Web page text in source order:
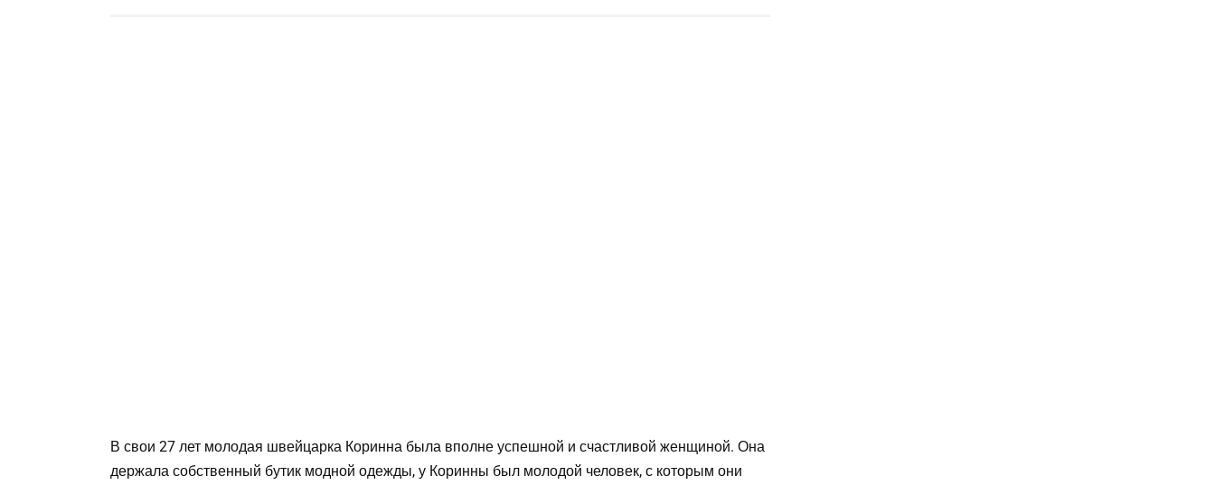
В свои 27 лет молодая швейцарка Коринна была вполне успешной и счастливой женщиной. Она
держала собственный бутик модной одежды, у Коринны был молодой человек, с которым они